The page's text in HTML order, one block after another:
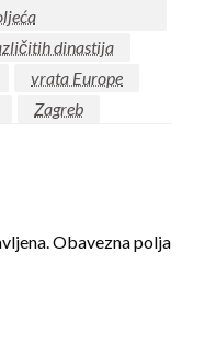
dinastija
vrata Europe
Zagreb
Obavezna polja